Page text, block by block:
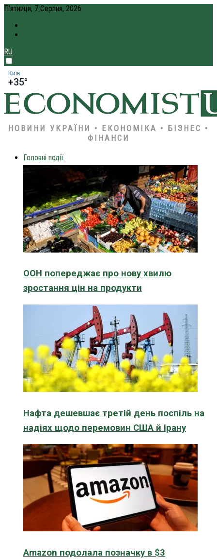
П’ятниця, 7 Серпня, 2026
RU
Київ
+35°
НОВИНИ УКРАЇНИ • ЕКОНОМІКА • БІЗНЕС •
ФІНАНСИ
Головні події
ООН попереджає про нову хвилю
зростання цін на продукти
Нафта дешевшає третій день поспіль на
надіях щодо перемовин США й Ірану
Amazon подолала позначку в $3